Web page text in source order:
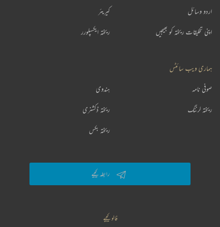
اردو وسائل
اپنی تخلیقات ریختہ کو بھیجیں
کیریئر
ریختہ ایکسپلورر
ہماری ویب سائٹس
ہندوی صوفی نامہ
ریختہ ڈکشنری ریختہ لرننگ
ریختہ بکس
رابطہ کیجیے
فالو کیجیے